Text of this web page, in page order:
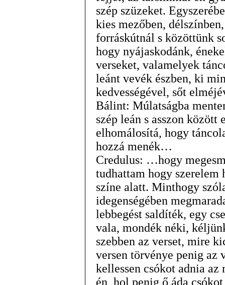
szép szüzeket.
kies mezőben,
forráskútnál s közöttünk
hogy nyájaskodánk,
verseket, valamelyek
leánt vevék észben, ki
kedvességével, sőt
Bálint: Múlatságba
szép leán s asszon
elhomálosítá, hogy
hozzá menék…
Credulus: …hogy
tudhattam hogy szerelem
színe alatt. Minthogy
idegenségében
lebbegést saldíték, egy
vala, mondék néki,
szebben az verset, mire
versen törvénye penig az
kellessen csókot adnia
én, hol penig ő áda